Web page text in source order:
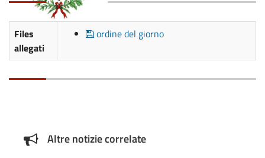
Files
allegati
ordine del giorno
Altre notizie correlate